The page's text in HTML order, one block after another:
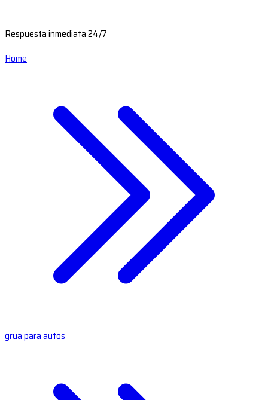
Respuesta inmediata 24/7
Home
grua para autos